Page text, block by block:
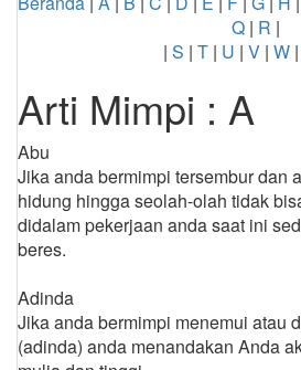
Q | R |
| S | T | U | V | W |
Arti Mimpi : A
Abu
Jika anda bermimpi tersembur dan
hidung hingga seolah-olah tidak
didalam pekerjaan anda saat ini
beres.
Adinda
Jika anda bermimpi menemui atau
(adinda) anda menandakan Anda